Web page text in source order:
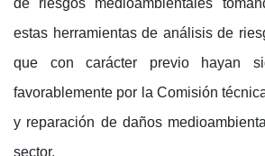
estas herramientas de análisis de
que con carácter previo hayan
favorablemente por la Comisión
y reparación de daños
sector.